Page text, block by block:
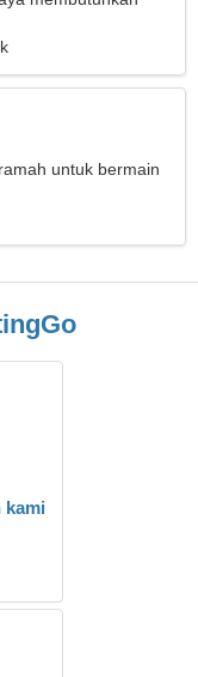
untuk bermain
kami